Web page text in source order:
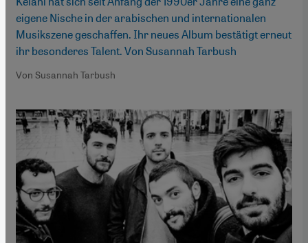
eigene Nische in der arabischen und internationalen
Musikszene geschaffen. Ihr neues Album bestätigt erneut
ihr besonderes Talent. Von Susannah Tarbush
Von Susannah Tarbush